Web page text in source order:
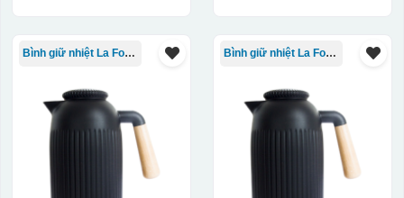
Bình giữ nhiệt La Fonte Bình giữ nhiệt La Fonte